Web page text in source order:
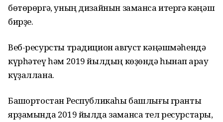
бөтөрөргә, уның дизайнын заманса итергә кәңәш
бирҙе.
Веб-ресурсты традицион август кәңәшмәһендә
күрһәтеү һәм 2019 йылдың көҙөндә һынап ҡарау
күҙаллана.
Башҡортостан Республикаһы башлығы гранты
ярҙамында 2019 йылда заманса тел ресурстары,